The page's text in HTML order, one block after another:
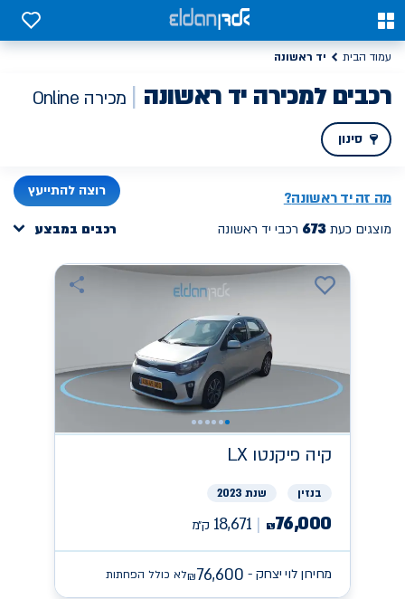
0
0
עמוד הבית יד ראשונה
רכבים למכירה יד ראשונה מכירה Online
סינון
מה זהיד ראשונה? רוצה להתייעץ
מוצגים כעת רכבי יד ראשונה רכבים במבצע
קיה פיקנטו LX
בנזין שנת 2023
₪76,000
18,671 ק״מ
מחירון לוי יצחק - ₪76,600 לא כולל הפחתות
רכבים למכירה יד ראשונה | אלדן מכירת רכב ONLINE